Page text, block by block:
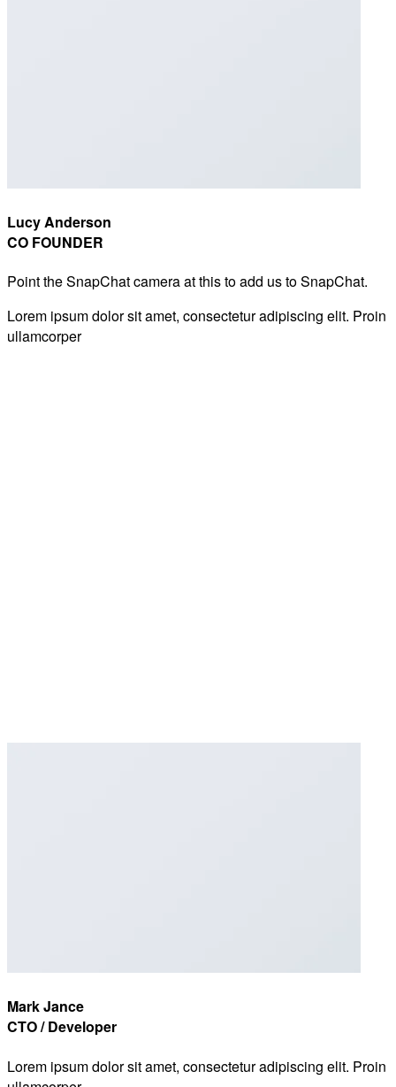
Lucy Anderson
CO FOUNDER
Point the SnapChat camera at this to add us to SnapChat.
Lorem ipsum dolor sit amet, consectetur adipiscing elit. Proin
ullamcorper
Mark Jance
CTO / Developer
Lorem ipsum dolor sit amet, consectetur adipiscing elit. Proin